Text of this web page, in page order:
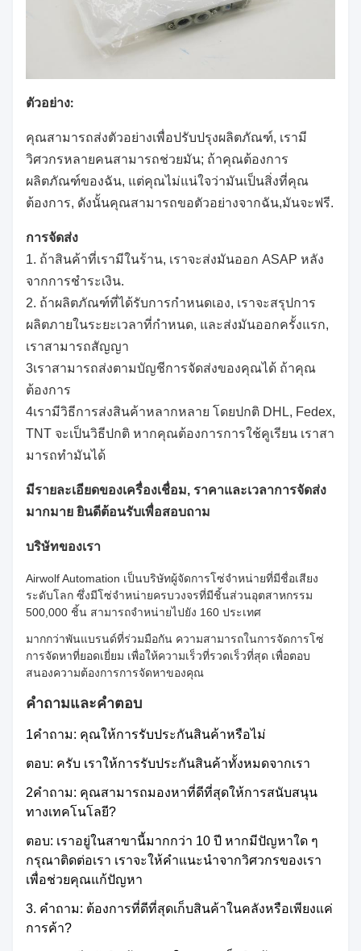
ตัวอย่าง:
คุณสามารถส่งตัวอย่างเพื่อปรับปรุงผลิตภัณฑ์, เรามี
วิศวกรหลายคนสามารถช่วยมัน; ถ้าคุณต้องการ
ผลิตภัณฑ์ของฉัน, แต่คุณไม่แน่ใจว่ามันเป็นสิ่งที่คุณ
ต้องการ, ดังนั้นคุณสามารถขอตัวอย่างจากฉัน,มันจะฟรี.
การจัดส่ง
1. ถ้าสินค้าที่เรามีในร้าน, เราจะส่งมันออก ASAP หลัง
จากการชําระเงิน.
2. ถ้าผลิตภัณฑ์ที่ได้รับการกําหนดเอง, เราจะสรุปการ
ผลิตภายในระยะเวลาที่กําหนด, และส่งมันออกครั้งแรก,
เราสามารถสัญญา
3เราสามารถส่งตามบัญชีการจัดส่งของคุณได้ ถ้าคุณ
ต้องการ
4เรามีวิธีการส่งสินค้าหลากหลาย โดยปกติ DHL, Fedex,
TNT จะเป็นวิธีปกติ หากคุณต้องการการใช้คูเรียน เราสา
มารถทํามันได้
มีรายละเอียดของเครื่องเชื่อม, ราคาและเวลาการจัดส่ง
มากมาย ยินดีต้อนรับเพื่อสอบถาม
บริษัทของเรา
Airwolf Automation เป็นบริษัทผู้จัดการโซ่จําหน่ายที่มีชื่อเสียง
ระดับโลก ซึ่งมีโซ่จําหน่ายครบวงจรที่มีชิ้นส่วนอุตสาหกรรม
500,000 ชิ้น สามารถจําหน่ายไปยัง 160 ประเทศ
มากกว่าพันแบรนด์ที่ร่วมมือกัน ความสามารถในการจัดการโซ่
การจัดหาที่ยอดเยี่ยม เพื่อให้ความเร็วที่รวดเร็วที่สุด เพื่อตอบ
สนองความต้องการการจัดหาของคุณ
คําถามและคําตอบ
1คําถาม: คุณให้การรับประกันสินค้าหรือไม่
ตอบ: ครับ เราให้การรับประกันสินค้าทั้งหมดจากเรา
2คําถาม: คุณสามารถมองหาที่ดีที่สุดให้การสนับสนุน
ทางเทคโนโลยี?
ตอบ: เราอยู่ในสาขานี้มากกว่า 10 ปี หากมีปัญหาใด ๆ
กรุณาติดต่อเรา เราจะให้คําแนะนําจากวิศวกรของเรา
เพื่อช่วยคุณแก้ปัญหา
3. คําถาม: ต้องการที่ดีที่สุดเก็บสินค้าในคลังหรือเพียงแค่
การค้า?